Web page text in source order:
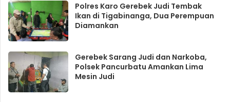
Polres Karo Gerebek Judi Tembak
Ikan di Tigabinanga, Dua Perempuan
Diamankan
Gerebek Sarang Judi dan Narkoba,
Polsek Pancurbatu Amankan Lima
Mesin Judi